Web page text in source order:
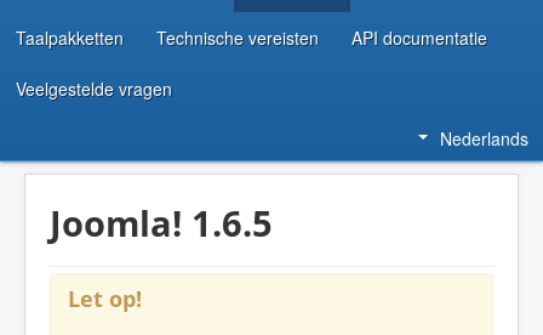
Taalpakketten Technische vereisten API documentatie
Veelgestelde vragen
Nederlands
Joomla! 1.6.5
Let op!